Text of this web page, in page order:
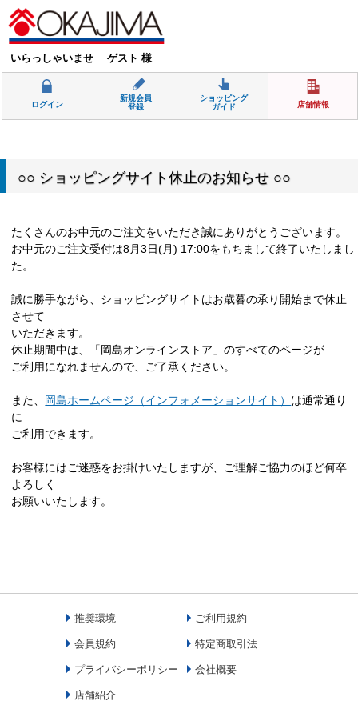
いらっしゃいませ ゲスト 様
ログイン
新規会員
登録
ショッピング
ガイド
店舗情報
○○ ショッピングサイト休止のお知らせ ○○
たくさんのお中元のご注文をいただき誠にありがとうございます。
お中元のご注文受付は8月3日(月) 17:00をもちまして終了いたしまし
た。
誠に勝手ながら、ショッピングサイトはお歳暮の承り開始まで休止
させて
いただきます。
休止期間中は、「岡島オンラインストア」のすべてのページが
ご利用になれませんので、ご了承ください。
また、 岡島ホームページ（インフォメーションサイト） は通常通り
に
ご利用できます。
お客様にはご迷惑をお掛けいたしますが、ご理解ご協力のほど何卒
よろしく
お願いいたします。
推奨環境 ご利用規約
会員規約 特定商取引法
プライバシーポリシー 会社概要
店舗紹介